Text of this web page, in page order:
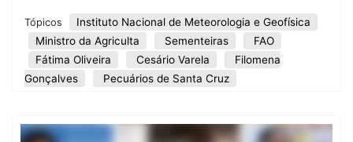
Tópicos
Instituto Nacional de Meteorologia e Geofísica
Ministro da Agriculta
Sementeiras
FAO
Fátima Oliveira
Cesário Varela
Filomena
Gonçalves
Pecuários de Santa Cruz